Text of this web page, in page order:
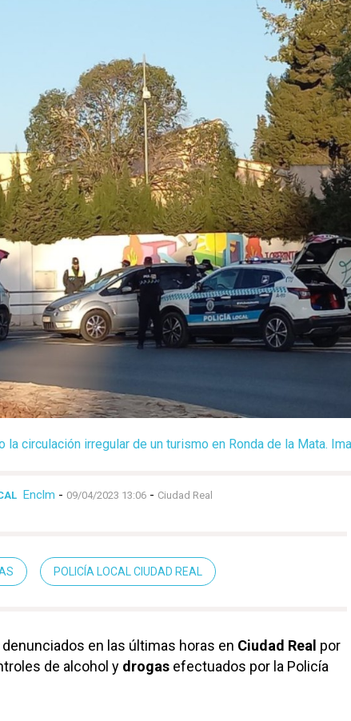
la circulación irregular de un turismo en Ronda de la Mata.
Enclm - 09/04/2023 13:06 - Ciudad Real
POLICÍA LOCAL CIUDAD REAL
denunciados en las últimas horas en Ciudad Real por
de alcohol y drogas efectuados por la Policía